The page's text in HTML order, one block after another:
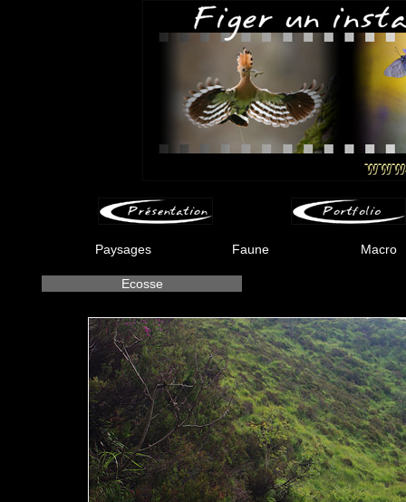
Paysages Faune Macro
Ecosse